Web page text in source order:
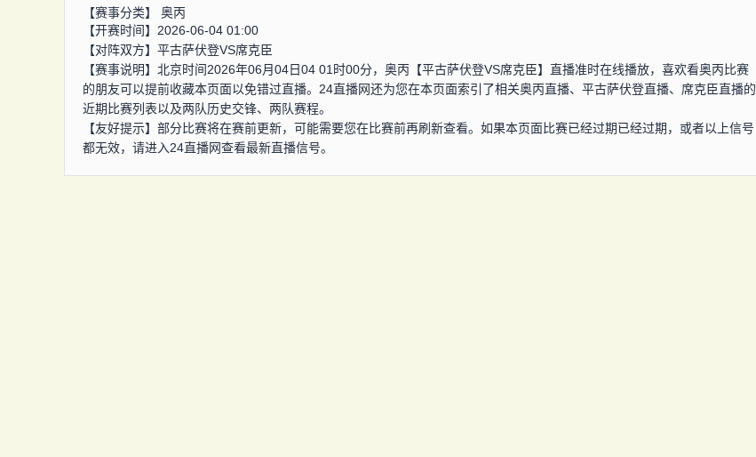
【赛事分类】 奥丙
【开赛时间】2026-06-04 01:00
【对阵双方】 平古萨伏登VS席克臣
【赛事说明】北京时间2026年06月04日04 01时00分，奥丙【平古萨伏登VS席克臣】直播准时在线播放，喜欢看奥丙比赛
的朋友可以提前收藏本页面以免错过直播。24直播网还为您在本页面索引了相关奥丙直播、平古萨伏登直播、席克臣直播的
近期比赛列表以及两队历史交锋、两队赛程。
【友好提示】部分比赛将在赛前更新，可能需要您在比赛前再刷新查看。如果本页面比赛已经过期已经过期，或者以上信号
都无效，请进入24直播网查看最新直播信号。